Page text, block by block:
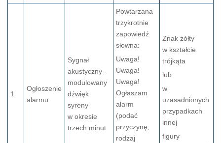
1
Ogłoszenie
alarmu
Sygnał
akustyczny -
modulowany
dźwięk
syreny
w okresie
trzech minut
Powtarzana
trzykrotnie
zapowiedź
słowna:
Uwaga!
Uwaga!
Uwaga!
Ogłaszam
alarm
(podać
przyczynę,
rodzaj
Znak żółty
w kształcie
trójkąta
lub
w
uzasadnionych
przypadkach
innej
figury